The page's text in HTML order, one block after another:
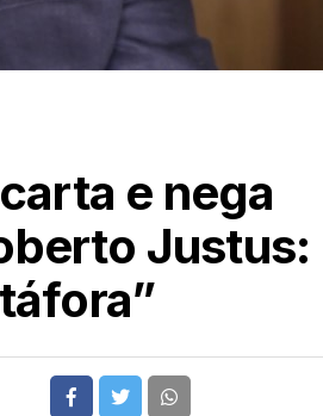
e nega
Justus: